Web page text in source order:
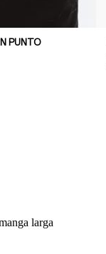
PUNTO
larga